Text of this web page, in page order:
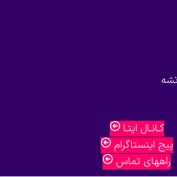
کـانـال ایتـا
پیج اینستاگرام
راههای تماس